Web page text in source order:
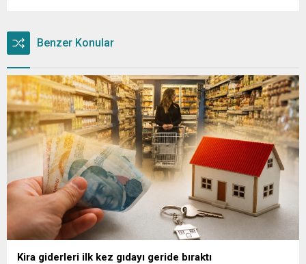
Benzer Konular
Kira giderleri ilk kez gıdayı geride bıraktı